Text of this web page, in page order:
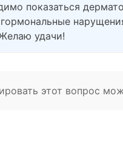
показаться
удачи!
этот вопрос